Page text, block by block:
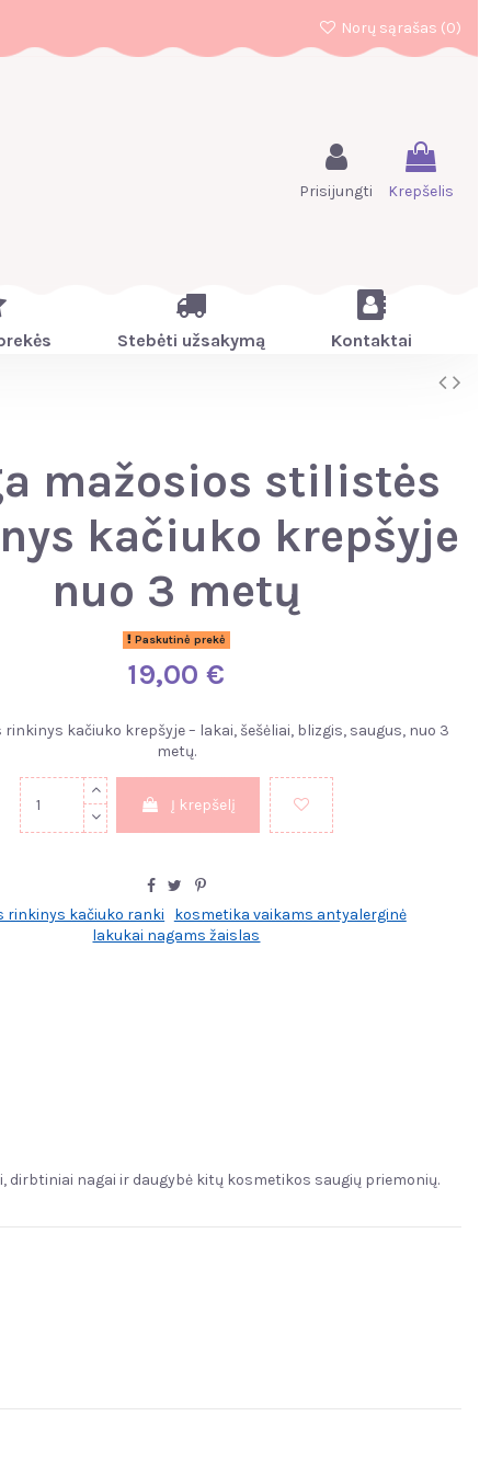
Norų sąrašas (0)
Prisijungti Krepšelis
Stebėti užsakymą Kontaktai
mažosios stilistės
kačiuko krepšyje
nuo 3 metų
Paskutinė prekė
19,00 €
kačiuko krepšyje – lakai, šešėliai, blizgis, saugus, nuo 3
metų.
Į krepšelį
rinkinys kačiuko ranki
kosmetika vaikams antyalerginė
lakukai nagams žaislas
dirbtiniai nagai ir daugybė kitų kosmetikos saugių priemonių.